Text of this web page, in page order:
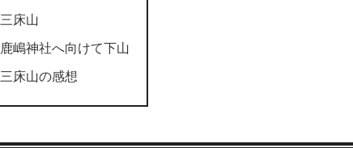
三床山
鹿嶋神社へ向けて下山
三床山の感想